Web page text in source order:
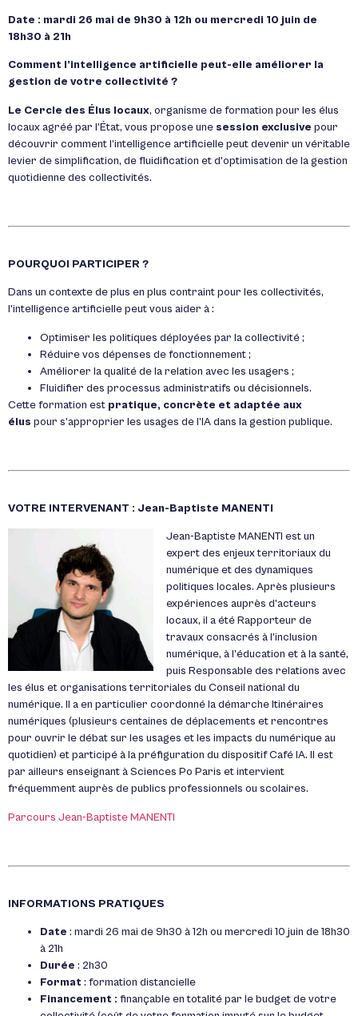
Date : mardi 26 mai de 9h30 à 12h ou mercredi 10 juin de
18h30 à 21h
Comment l’intelligence artificielle peut-elle améliorer la
gestion de votre collectivité ?
Le Cercle des Élus locaux, organisme de formation pour les élus
locaux agréé par l’État, vous propose une session exclusive pour
découvrir comment l’intelligence artificielle peut devenir un véritable
levier de simplification, de fluidification et d’optimisation de la gestion
quotidienne des collectivités.
POURQUOI PARTICIPER ?
Dans un contexte de plus en plus contraint pour les collectivités,
l’intelligence artificielle peut vous aider à :
Optimiser les politiques déployées par la collectivité ;
Réduire vos dépenses de fonctionnement ;
Améliorer la qualité de la relation avec les usagers ;
Fluidifier des processus administratifs ou décisionnels.
Cette formation est pratique, concrète et adaptée aux
élus pour s’approprier les usages de l’IA dans la gestion publique.
VOTRE INTERVENANT : Jean-Baptiste MANENTI
Jean-BaptisteMANENTI est un
expert des enjeux territoriaux du
numérique et des dynamiques
politiques locales. Après plusieurs
expériences auprès d’acteurs
locaux, il a été Rapporteur de
travaux consacrés à l’inclusion
numérique, à l’éducation et à la santé,
puis Responsable des relations avec
les élus et organisations territoriales du Conseil national du
numérique. Il a en particulier coordonné la démarche Itinéraires
numériques (plusieurs centaines de déplacements et rencontres
pour ouvrir le débat sur les usages et les impacts du numérique au
quotidien) et participé à la préfiguration du dispositif Café IA. Il est
par ailleurs enseignant à Sciences Po Paris et intervient
fréquemment auprès de publics professionnels ou scolaires.
Parcours Jean-Baptiste MANENTI
INFORMATIONS PRATIQUES
Date : mardi 26 mai de 9h30 à 12h ou mercredi 10 juin de 18h30
à 21h
Durée : 2h30
Format: formation distancielle
Financement : finançable en totalité par le budget de votre